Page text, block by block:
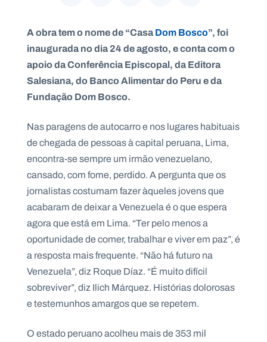
A obra tem o nome de “CasaDom Bosco”, foi
inaugurada no dia 24 de agosto, e conta com o
apoio da Conferência Episcopal, da Editora
Salesiana, do Banco Alimentar do Peru e da
Fundação Dom Bosco.
Nas paragens de autocarro e nos lugares habituais
de chegada de pessoas à capital peruana, Lima,
encontra-se sempre um irmão venezuelano,
cansado, com fome, perdido. A pergunta que os
jornalistas costumam fazer àqueles jovens que
acabaram de deixar a Venezuela é o que espera
agora que está em Lima. “Ter pelo menos a
oportunidade de comer, trabalhar e viver em paz”, é
a resposta mais frequente. “Não há futuro na
Venezuela”, diz Roque Díaz. “É muito difícil
sobreviver”, diz Ilich Márquez. Histórias dolorosas
e testemunhos amargos que se repetem.
O estado peruano acolheu mais de 353 mil
A
I
O
N
A
L
S
a
s
i
a
n
o
.
p
A
e
n
d
a
C
n
t
a
c
s